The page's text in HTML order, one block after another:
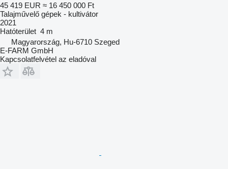
45 419 EUR ≈ 16 450 000 Ft
Talajművelő gépek - kultivátor
2021
Hatóterület 4 m
Magyarország, Hu-6710 Szeged
E-FARM GmbH
Kapcsolatfelvétel az eladóval